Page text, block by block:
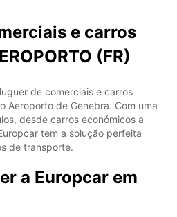
e carros
(FR)
de comerciais e carros
Aeroporto de Genebra. Com uma
desde carros económicos a
tem a solução perfeita
de transporte.
a Europcar em